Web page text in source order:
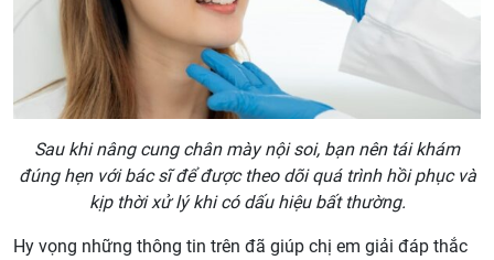
Sau khi nâng cung chân mày nội soi, bạn nên tái khám
đúng hẹn với bác sĩ để được theo dõi quá trình hồi phục và
kịp thời xử lý khi có dấu hiệu bất thường.
Hy vọng những thông tin trên đã giúp chị em giải đáp thắc